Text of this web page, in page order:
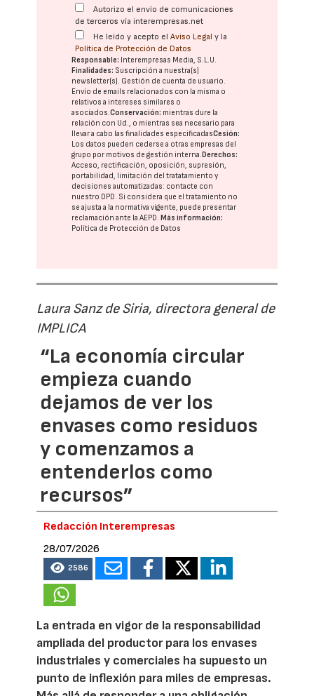
Autorizo el envío de comunicaciones
de terceros vía interempresas.net
He leído y acepto elAviso Legal y la
Política de Protección de Datos
Responsable: Interempresas Media, S.L.U.
Finalidades: Suscripción a nuestra(s)
newsletter(s). Gestión de cuenta de usuario.
Envío de emails relacionados con la misma o
relativos a intereses similares o
asociados.Conservación: mientras dure la
relación con Ud., o mientras sea necesario para
llevar a cabo las finalidades especificadasCesión:
Los datos pueden cederse a otras empresas del
grupo por motivos de gestión interna.Derechos:
Acceso, rectificación, oposición, supresión,
portabilidad, limitación del tratatamiento y
decisiones automatizadas: contacte con
nuestro DPD. Si considera que el tratamiento no
se ajusta a la normativa vigente, puede presentar
reclamación ante laAEPD.Más información:
Política de Protección de Datos
Laura Sanz de Siria, directora general de
IMPLICA
“La economía circular
empieza cuando
dejamos de ver los
envases como residuos
y comenzamos a
entenderlos como
recursos”
Redacción Interempresas
28/07/2026
2586
La entrada en vigor de la responsabilidad
ampliada del productor para los envases
industriales y comerciales ha supuesto un
punto de inflexión para miles de empresas.